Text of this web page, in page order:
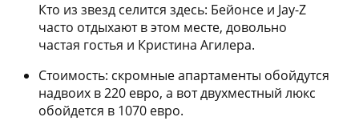
Кто из звезд селится здесь: Бейонсе и Jay-Z
часто отдыхают в этом месте, довольно
частая гостья и Кристина Агилера.
Стоимость: скромные апартаменты обойдутся
надвоих в 220 евро, а вот двухместный люкс
обойдется в 1070 евро.